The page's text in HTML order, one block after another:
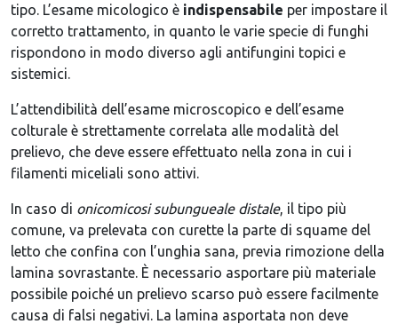
tipo. L’esame micologico è indispensabile per impostare il
corretto trattamento, in quanto le varie specie di funghi
rispondono in modo diverso agli antifungini topici e
sistemici.
L’attendibilità dell’esame microscopico e dell’esame
colturale è strettamente correlata alle modalità del
prelievo, che deve essere effettuato nella zona in cui i
filamenti miceliali sono attivi.
In caso di onicomicosi subungueale distale, il tipo più
comune, va prelevata con curette la parte di squame del
letto che confina con l’unghia sana, previa rimozione della
lamina sovrastante. È necessario asportare più materiale
possibile poiché un prelievo scarso può essere facilmente
causa di falsi negativi. La lamina asportata non deve